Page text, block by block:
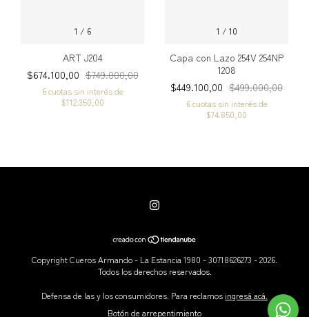
1 / 6
ART J204
$674.100,00 $749.000,00
6 cuotas sin interés de
$112.350,00
1 / 10
Capa con Lazo 254V 254NP
1208
$449.100,00 $499.000,00
6 cuotas sin interés de
$74.850,00
Copyright Cueros Armando - La Estancia 1980 - 30718626273 - 2026.
Todos los derechos reservados.
Defensa de las y los consumidores. Para reclamos ingresá acá.
Botón de arrepentimiento